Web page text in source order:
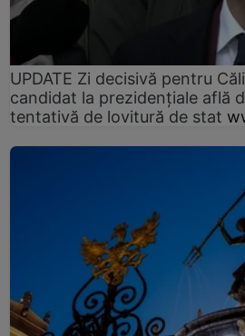
UPDATE Zi decisivă pentru
candidat la prezidențiale află
tentativă de lovitură de stat